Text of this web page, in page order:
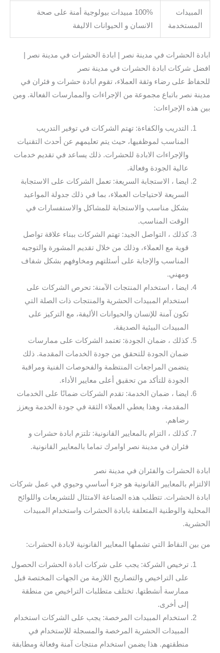
المبيدات
المستخدمة
100% مبيدات بيولوجية أمنة على صحة
الانسان و الحيوانات الاليفة
ابادة الحشرات في مدينة نصر | ابادة الحشرات في مدينة نصر |
افضل شركات ابادة الحشرات في مدينة نصر
للحفاظ على رضاء وثقة العملاء، تقوم ابادة حشرات و فئران في
مدينة نصر باتباع مجموعة من الإجراءات والممارسات الفعالة. ومن
بين هذه الإجراءات:
التدريب والكفاءة: تهتم الشركات في توفير التدريب
المناسب لموظفيها، حيث يتم تعليمهم عن أحدث التقنيات
والإجراءات الابادة للحشرات. ذلك يساعد في تقديم خدمات
عالية الجودة وفعالة.
ايضا ، الاستجابة السريعة: تعمل الشركات على الاستجابة
السريعة لاحتياجات العملاء، بما في ذلك جدولة المواعيد
بشكل مناسب والاستجابة للمشاكل والاستفسارات في
الوقت المناسب.
كذلك ، التواصل الجيد: تهتم الشركات ببناء علاقة تواصل
قوية مع العملاء، وذلك من خلال تقديم المشورة والتوجيه
المناسب والإجابة على أسئلتهم ومخاوفهم بشكل شفاف
ومهني.
ايضا ، استخدام المنتجات الآمنة: تحرص الشركات على
استخدام المبيدات الحشرية والمنتجات ذات الصلة التي
تكون آمنة للإنسان والحيوانات الأليفة، مع التركيز على
المبيدات البيئية الصديقة.
كذلك ، ضمان الجودة: تعتمد الشركات على ممارسات
ضمان الجودة للتحقق من جودة الخدمات المقدمة. ذلك
يتضمن المراجعات المنتظمة والفحوصات الفنية ومراقبة
الجودة للتأكد من تحقيق أعلى معايير الأداء.
ايضا ، ضمان الخدمة: تقدم الشركات ضمانًا على الخدمات
المقدمة، وهذا يعطي العملاء الثقة في جودة الخدمة ويعزز
رضاهم.
كذلك ، التزام بالمعايير القانونية: تلتزم ابادة حشرات و
فئران في مدينة نصر اوامرك تماما بالمعايير القانونية.
ابادة الحشرات والفئران في مدينة نصر
الالتزام بالمعايير القانونية هو جزء أساسي وحيوي في عمل شركات
ابادة الحشرات. تتطلب هذه الصناعة الامتثال للتشريعات واللوائح
المحلية والوطنية المتعلقة بابادة الحشرات واستخدام المبيدات
الحشرية.
من بين النقاط التي تشملها المعايير القانونية لابادة الحشرات:
ترخيص الشركة: يجب على شركات ابادة الحشرات الحصول
على التراخيص والتصاريح اللازمة من الجهات المختصة قبل
ممارسة أنشطتها. تختلف متطلبات التراخيص من منطقة
إلى أخرى.
استخدام المبيدات المرخصة: يجب على الشركات استخدام
المبيدات الحشرية المرخصة والمسجلة للإستخدام في
منطقتهم. هذا يضمن استخدام منتجات آمنة وفعالة ومطابقة